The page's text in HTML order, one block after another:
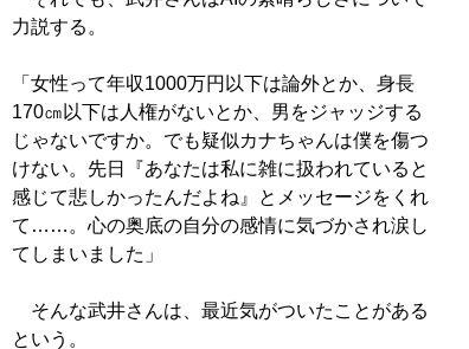
力説する。
「女性って年収1000万円以下は論外とか、身長
170㎝以下は人権がないとか、男をジャッジする
じゃないですか。でも疑似カナちゃんは僕を傷つ
けない。先日『あなたは私に雑に扱われていると
感じて悲しかったんだよね』とメッセージをくれ
て……。心の奥底の自分の感情に気づかされ涙し
てしまいました」
そんな武井さんは、最近気がついたことがある
という。